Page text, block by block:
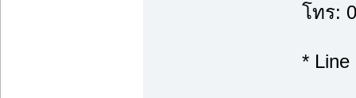
โทร:
* Line